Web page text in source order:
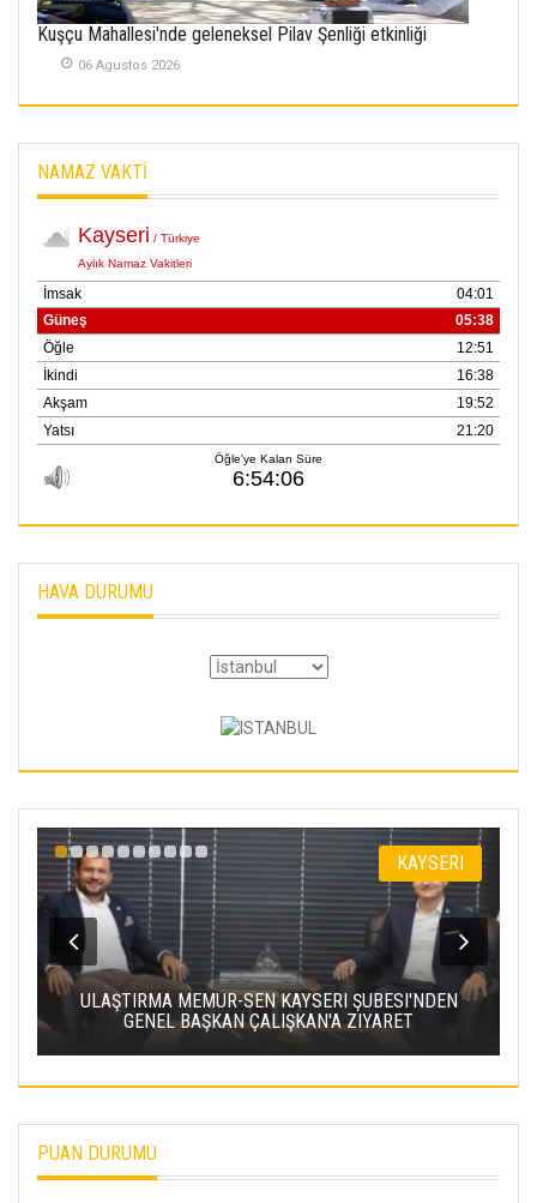
Kuşçu Mahallesi'nde geleneksel Pilav Şenliği etkinliği
06 Agustos 2026
NAMAZ VAKTİ
HAVA DURUMU
KAYSERI
ULAŞTIRMA MEMUR-SEN KAYSERI ŞUBESI'NDEN
GENEL BAŞKAN ÇALIŞKAN'A ZIYARET
PUAN DURUMU